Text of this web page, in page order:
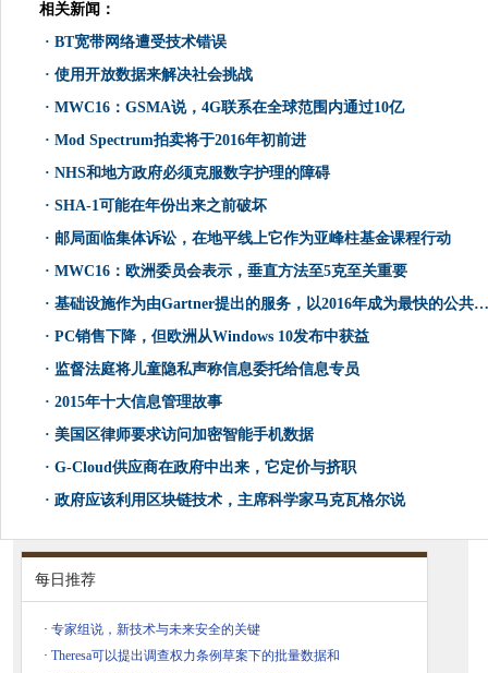
相关新闻：
· BT宽带网络遭受技术错误
· 使用开放数据来解决社会挑战
· MWC16：GSMA说，4G联系在全球范围内通过10亿
· Mod Spectrum拍卖将于2016年初前进
· NHS和地方政府必须克服数字护理的障碍
· SHA-1可能在年份出来之前破坏
· 邮局面临集体诉讼，在地平线上它作为亚峰柱基金课程行动
· MWC16：欧洲委员会表示，垂直方法至5克至关重要
· 基础设施作为由Gartner提出的服务，以2016年成为最快的公共​​云的成长部分
· PC销售下降，但欧洲从Windows 10发布中获益
· 监督法庭将儿童隐私声称信息委托给信息专员
· 2015年十大信息管理故事
· 美国区律师要求访问加密智能手机数据
· G-Cloud供应商在政府中出来，它定价与挤职
· 政府应该利用区块链技术，主席科学家马克瓦格尔说
每日推荐
· 专家组说，新技术与未来安全的关键
· Theresa可以提出调查权力条例草案下的批量数据和